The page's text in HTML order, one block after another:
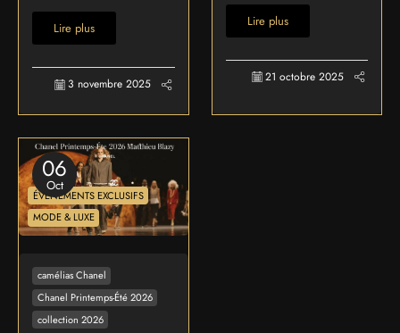
Lire plus
3 novembre 2025
Lire plus
21 octobre 2025
06
Oct
ÉVÉNEMENTS EXCLUSIFS
MODE & LUXE
camélias Chanel
Chanel Printemps-Été 2026
collection 2026